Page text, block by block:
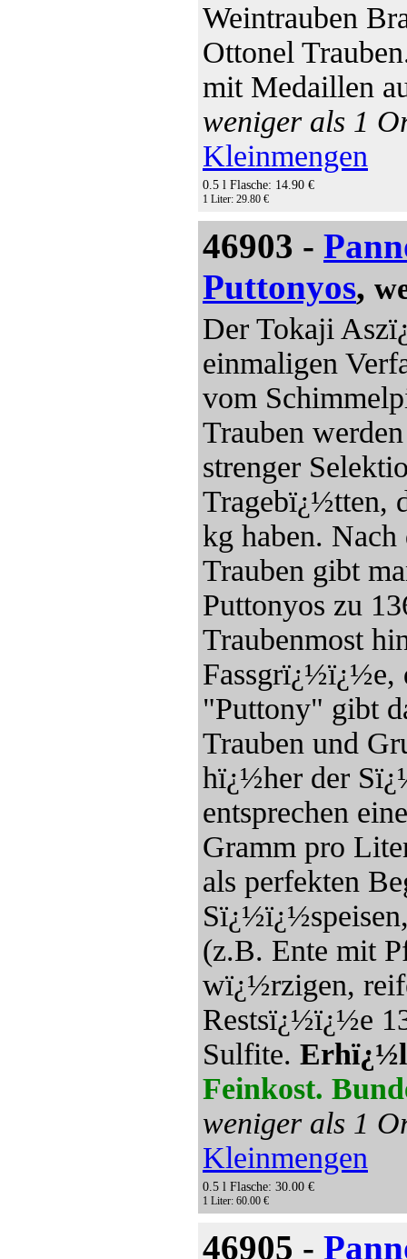
Weintrauben
Ottonel
mit Medaillen
weniger als 1
Kleinmengen
0.5 l Flasche: 14.90 €
1 Liter: 29.80 €
46903 -
Puttonyos,
Der Tokaji
einmaligen
vom
Trauben
strenger
Tragebï¿½tten,
kg haben.
Trauben gibt
Puttonyos zu
Traubenmost
Fassgrï¿½ï¿½e,
"Puttony" gibt
Trauben und
hï¿½her der
entsprechen
Gramm pro
als perfekten
(z.B. Ente mit
wï¿½rzigen,
Restsï¿½ï¿½e
Sulfite.
Feinkost.
weniger als 1
Kleinmengen
0.5 l Flasche: 30.00 €
1 Liter: 60.00 €
46905 -